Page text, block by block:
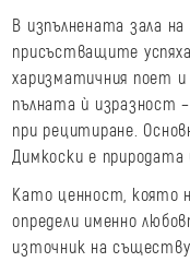
В изпълнената зала
присъстващите
харизматичния поет
пълната ѝ изразност
при рецитиране.
Димкоски е природата
Като ценност, която
определи именно
източник на